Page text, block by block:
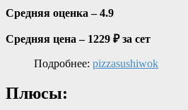
Средняя оценка – 4.9
Средняя цена – 1229 ₽ за сет
Подробнее: pizzasushiwok
Плюсы: